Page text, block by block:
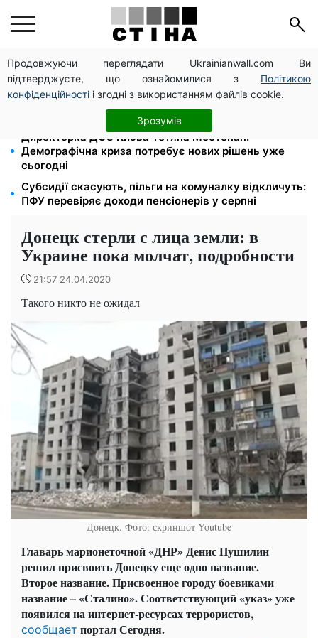
Продовжуючи переглядати Ukrainianwall.com Ви
підтверджуєте, що ознайомилися з Політикою
конфіденційності і згодні з використанням файлів cookie.
Зрозумів
Працюєте повний день — отримуйте єЯсла: ПФУ
пояснив умови допомоги на дитину 1-3 роки
113 млрд грн заборгували українці за комуналку:
830 тисяч проваджень у реєстрі боржників
Директорка ДОЗ Києва Тетяна Мостепан:
Демографічна криза потребує нових рішень уже
сьогодні
Субсидії скасують, пільги на комуналку відкличуть:
ПФУ перевіряє доходи пенсіонерів у серпні
Донецк стерли с лица земли: в
Украине пока молчат, подробности
21:57 24.04.2020
Такого никто не ожидал
Донецк. Фото: скриншот Youtube
Главарь марионеточной «ДНР» Денис Пушилин
решил присвоить Донецку еще одно название.
Второе название. Присвоенное городу боевиками
название – «Сталино». Соответствующий «указ» уже
появился на интернет-ресурсах террористов,
сообщает портал Сегодня.